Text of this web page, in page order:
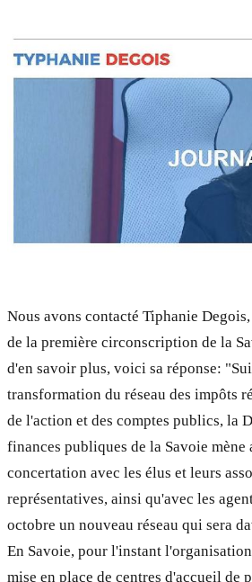
Nous avons contacté Tiphanie
de la première circonscription de la
d'en savoir plus, voici sa réponse:
transformation du réseau des impôts
de l'action et des comptes publics, la
finances publiques de la Savoie mène
concertation avec les élus et leurs
représentatives, ainsi qu'avec les
octobre un nouveau réseau qui sera
En Savoie, pour l'instant
mise en place de centres d'accueil de